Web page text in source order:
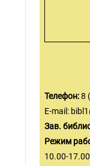
Телефон:8
E-mail:
Зав.
Режим
10.00-